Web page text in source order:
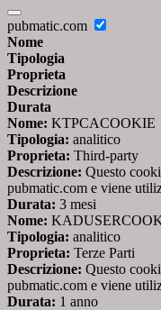
pubmatic.com
Nome
Tipologia
Proprieta
Descrizione
Durata
Nome: KTPCACOOKIE
Tipologia: analitico
Proprieta: Third-party
Descrizione: Questo
pubmatic.com e viene
Durata: 3 mesi
Nome:
Tipologia: analitico
Proprieta: Terze Parti
Descrizione: Questo
pubmatic.com e viene
Durata: 1 anno